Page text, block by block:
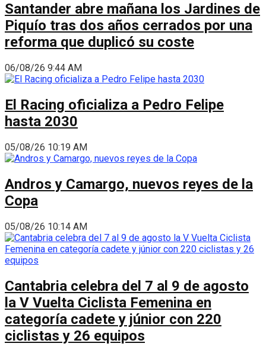
Santander abre mañana los Jardines de
Piquío tras dos años cerrados por una
reforma que duplicó su coste
06/08/26 9:44 AM
El Racing oficializa a Pedro Felipe
hasta 2030
05/08/26 10:19 AM
Andros y Camargo, nuevos reyes de la
Copa
05/08/26 10:14 AM
Cantabria celebra del 7 al 9 de agosto
la V Vuelta Ciclista Femenina en
categoría cadete y júnior con 220
ciclistas y 26 equipos